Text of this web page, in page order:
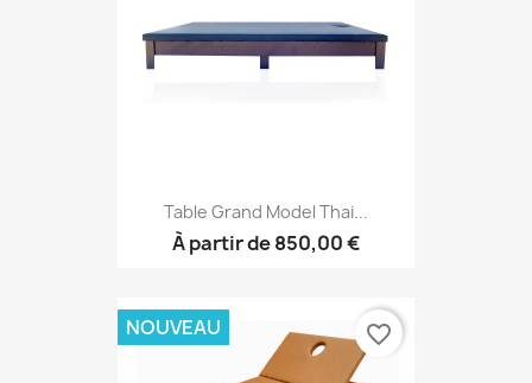
Table Grand Model Thai...
À partir de850,00 €
NOUVEAU favorite_border